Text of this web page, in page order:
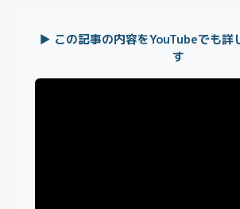
▶ この記事の内容をYouTubeでも詳
す